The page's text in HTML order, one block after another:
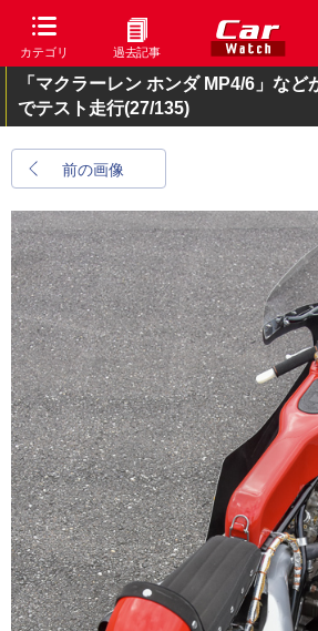
カテゴリ 過去記事
「マクラーレン ホンダ MP4/6」な
でテスト走行(27/135)
前の画像